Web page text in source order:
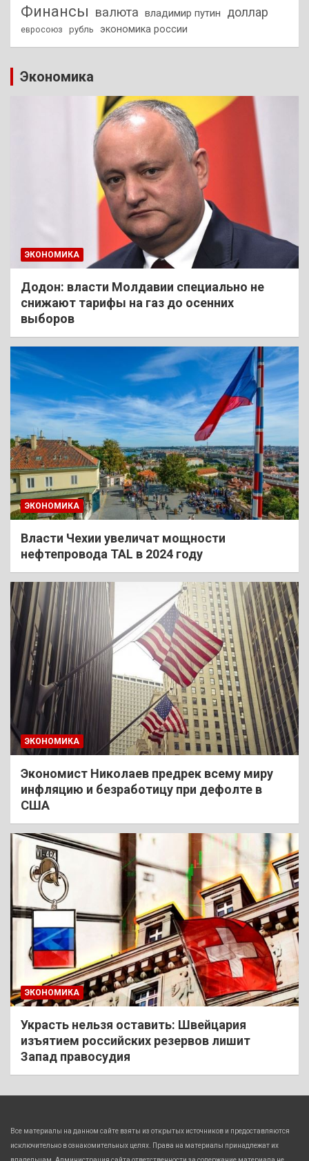
Финансы валюта владимир путин доллар
евросоюз рубль экономика россии
Экономика
ЭКОНОМИКА
Додон: власти Молдавии специально не
снижают тарифы на газ до осенних
выборов
ЭКОНОМИКА
Власти Чехии увеличат мощности
нефтепровода TAL в 2024 году
ЭКОНОМИКА
Экономист Николаев предрек всему миру
инфляцию и безработицу при дефолте в
США
ЭКОНОМИКА
Украсть нельзя оставить: Швейцария
изъятием российских резервов лишит
Запад правосудия
Все материалы на данном сайте взяты из открытых источников и предоставляются
исключительно в ознакомительных целях. Права на материалы принадлежат их